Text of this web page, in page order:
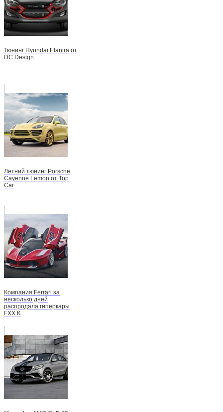
Тюнинг Hyundai Elantra от
DC Design
Летний тюнинг Porsche
Cayenne Lemon от Top
Car
Компания Ferrari за
несколько дней
распродала гиперкары
FXX K